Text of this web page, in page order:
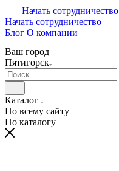
Начать сотрудничество
Начать сотрудничество
Блог О компании
Ваш город
Пятигорск
Каталог
По всему сайту
По каталогу